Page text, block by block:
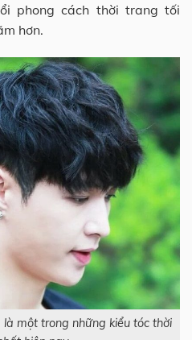
phong cách thời trang tối
hơn.
một trong những kiểu tóc thời